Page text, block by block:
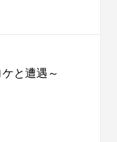
と遭遇～